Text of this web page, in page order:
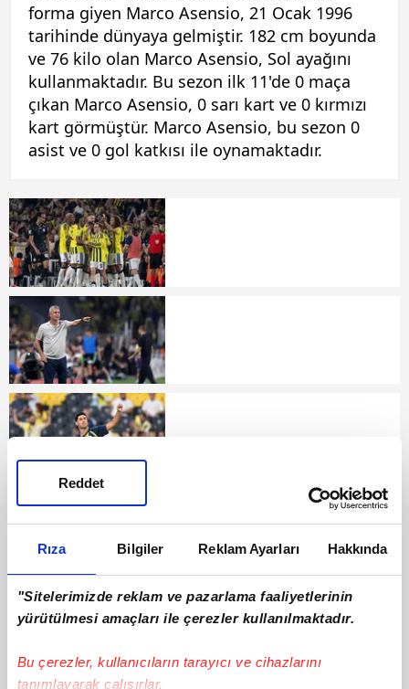
Rıza Bilgiler Reklam Ayarları Hakkında
"Sitelerimizde reklam ve pazarlama faaliyetlerinin
yürütülmesi amaçları ile çerezler kullanılmaktadır.
Bu çerezler, kullanıcıların tarayıcı ve cihazlarını
tanımlayarak çalışırlar.
Reddet
forma giyen Marco Asensio, 21 Ocak 1996
tarihinde dünyaya gelmiştir. 182 cm boyunda
ve 76 kilo olan Marco Asensio, Sol ayağını
kullanmaktadır. Bu sezon ilk 11'de 0 maça
çıkan Marco Asensio, 0 sarı kart ve 0 kırmızı
kart görmüştür. Marco Asensio, bu sezon 0
asist ve 0 gol katkısı ile oynamaktadır.